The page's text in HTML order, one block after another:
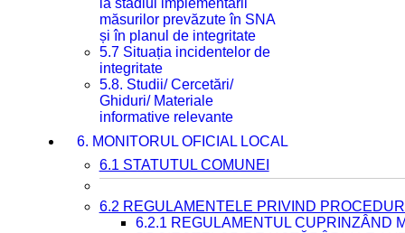
la stadiul implementării
măsurilor prevăzute în SNA
și în planul de integritate
5.7 Situația incidentelor de
integritate
5.8. Studii/ Cercetări/
Ghiduri/ Materiale
informative relevante
6. MONITORUL OFICIAL LOCAL
6.1 STATUTUL COMUNEI
6.2 REGULAMENTELE PRIVIND
6.2.1 REGULAMENTUL CUPRINZÂND